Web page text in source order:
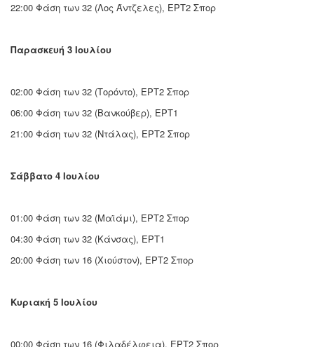
22:00 Φάση των 32 (Λος Άντζελες), ΕΡΤ2 Σπορ
Παρασκευή 3 Ιουλίου
02:00 Φάση των 32 (Τορόντο), ΕΡΤ2 Σπορ
06:00 Φάση των 32 (Βανκούβερ), ΕΡΤ1
21:00 Φάση των 32 (Ντάλας), ΕΡΤ2 Σπορ
Σάββατο 4 Ιουλίου
01:00 Φάση των 32 (Μαϊάμι), ΕΡΤ2 Σπορ
04:30 Φάση των 32 (Κάνσας), ΕΡΤ1
20:00 Φάση των 16 (Χιούστον), ΕΡΤ2 Σπορ
Κυριακή 5 Ιουλίου
00:00 Φάση των 16 (Φιλαδέλφεια), ΕΡΤ2 Σπορ